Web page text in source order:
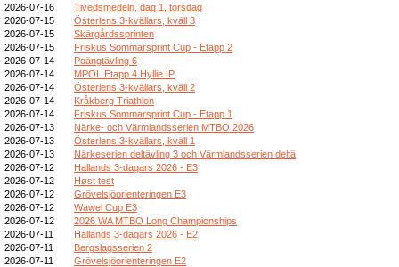
2026-07-16
Tivedsmedeln, dag 1, torsdag
2026-07-15
Österlens 3-kvällars, kväll 3
2026-07-15
Skärgårdssprinten
2026-07-15
Friskus Sommarsprint Cup - Etapp 2
2026-07-14
Poängtävling 6
2026-07-14
MPOL Etapp 4 Hyllie IP
2026-07-14
Österlens 3-kvällars, kväll 2
2026-07-14
Kråkberg Triathlon
2026-07-14
Friskus Sommarsprint Cup - Etapp 1
2026-07-13
Närke- och Värmlandsserien MTBO 2026
2026-07-13
Österlens 3-kvällars, kväll 1
2026-07-13
Närkeserien deltävling 3 och Värmlandsserien deltä
2026-07-12
Hallands 3-dagars 2026 - E3
2026-07-12
Høst test
2026-07-12
Grövelsjöorienteringen E3
2026-07-12
Wawel Cup E3
2026-07-12
2026 WA MTBO Long Championships
2026-07-11
Hallands 3-dagars 2026 - E2
2026-07-11
Bergslagsserien 2
2026-07-11
Grövelsjöorienteringen E2